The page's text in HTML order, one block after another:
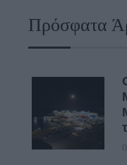
Πρόσφατα